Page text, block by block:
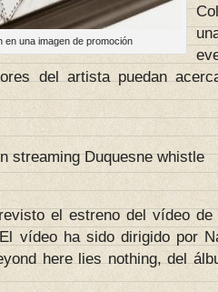
en una imagen de promoción
del artista puedan
streaming Duquesne whistle
el estreno del vídeo
vídeo ha sido dirigido por
here lies nothing, del